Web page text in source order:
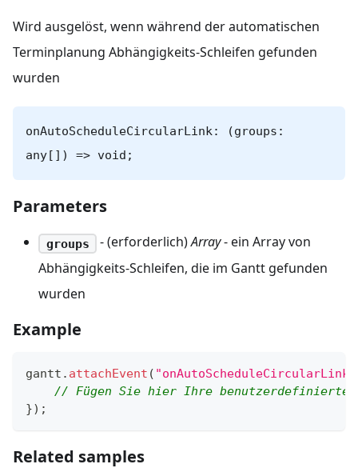
Wird ausgelöst, wenn während der automatischen
Terminplanung Abhängigkeits-Schleifen gefunden
wurden
onAutoScheduleCircularLink: (groups:
any[]) => void;
Parameters
groups - (erforderlich)Array- ein Array von
Abhängigkeits-Schleifen, die im Gantt gefunden
wurden
Example
gantt . attachEvent ( "onAutoScheduleCircularLink"
// Fügen Sie hier Ihre benutzerdefinierte
}) ;
Related samples